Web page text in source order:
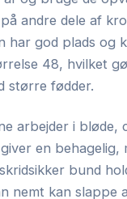
andre dele af
har god plads og
48, hvilket
større fødder.
arbejder i bløde,
en behagelig,
bund
nemt kan slappe